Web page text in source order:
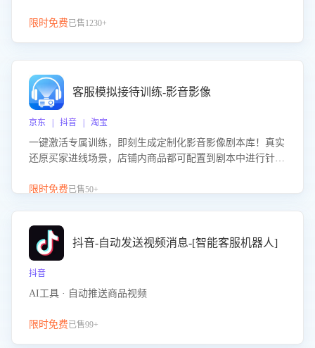
限时免费已售1230+
客服模拟接待训练-影音影像
京东 | 抖音 | 淘宝
一键激活专属训练，即刻生成定制化影音影像剧本库！真实
还原买家进线场景，店铺内商品都可配置到剧本中进行针对
击 “立即开通”，快速获取影音影像类目剧本，一键开启客服
限时免费已售50+
抖音-自动发送视频消息-[智能客服机器人]
抖音
AI工具 · 自动推送商品视频
限时免费已售99+